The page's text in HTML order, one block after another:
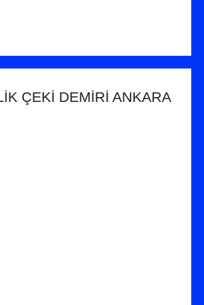
ÇEKİ DEMİRİ ANKARA